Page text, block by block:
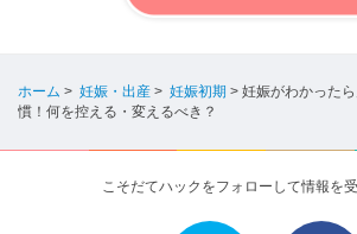
ホーム > 妊娠・出産 > 妊娠初期 > 妊娠がわかった
慣！何を控える・変えるべき？
こそだてハックをフォローして情報を